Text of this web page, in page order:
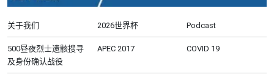
关于我们 2026世界杯 Podcast
500昼夜烈士遗骸搜寻
及身份确认战役
APEC 2017 COVID 19